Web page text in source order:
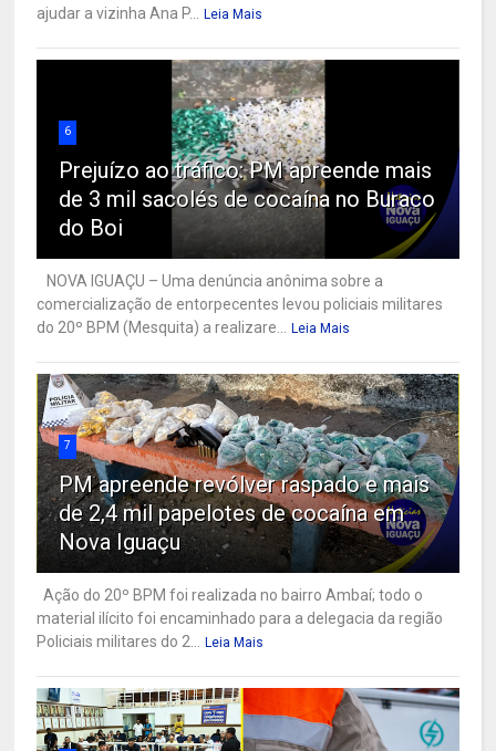
ajudar a vizinha Ana P...
Leia Mais
6
Prejuízo ao tráfico: PM apreende mais
de 3 mil sacolés de cocaína no Buraco
do Boi
NOVA IGUAÇU – Uma denúncia anônima sobre a
comercialização de entorpecentes levou policiais militares
do 20º BPM (Mesquita) a realizare...
Leia Mais
7
PM apreende revólver raspado e mais
de 2,4 mil papelotes de cocaína em
Nova Iguaçu
Ação do 20º BPM foi realizada no bairro Ambaí; todo o
material ilícito foi encaminhado para a delegacia da região
Policiais militares do 2...
Leia Mais